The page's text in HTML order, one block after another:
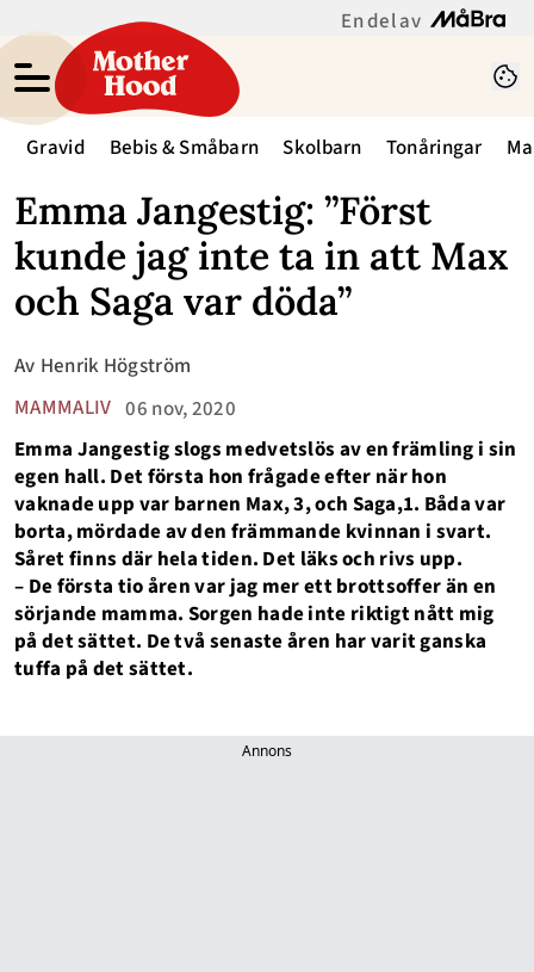
En del av
Gravid Bebis & Småbarn Skolbarn Tonåringar
Emma Jangestig: ”Först
kunde jag inte ta in att Max
och Saga var döda”
MAMMALIV 06 nov, 2020
Av Henrik Högström
Emma Jangestig slogs medvetslös av en främling i sin
egen hall. Det första hon frågade efter när hon
vaknade upp var barnen Max, 3, och Saga,1. Båda var
borta, mördade av den främmande kvinnan i svart.
Såret finns där hela tiden. Det läks och rivs upp.
– De första tio åren var jag mer ett brottsoffer än en
sörjande mamma. Sorgen hade inte riktigt nått mig
på det sättet. De två senaste åren har varit ganska
tuffa på det sättet.
Annons